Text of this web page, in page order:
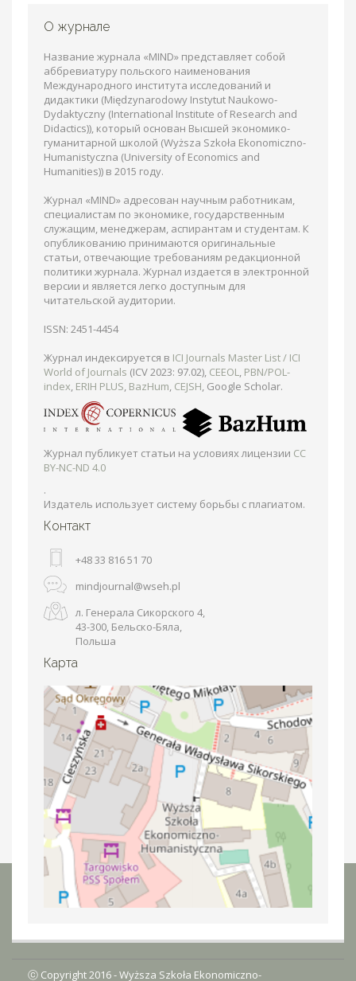
О журнале
Название журнала «MIND» представляет собой
аббревиатуру польского наименования
Международного института исследований и
дидактики (Międzynarodowy Instytut Naukowo-
Dydaktyczny (International Institute of Research and
Didactics)), который основан Высшей экономико-
гуманитарной школой (Wyższa Szkoła Ekonomiczno-
Humanistyczna (University of Economics and
Humanities)) в 2015 году.
Журнал «MIND» адресован научным работникам,
специалистам по экономике, государственным
служащим, менеджерам, аспирантам и студентам. К
опубликованию принимаются оригинальные
статьи, отвечающие требованиям редакционной
политики журнала. Журнал издается в электронной
версии и является легко доступным для
читательской аудитории.
ISSN: 2451-4454
Журнал индексируется в ICI Journals Master List / ICI
World of Journals (ICV 2023: 97.02), CEEOL, PBN/POL-
index, ERIH PLUS, BazHum, CEJSH, Google Scholar.
Журнал публикует статьи на условиях лицензии CC
BY-NC-ND 4.0
.
Издатель использует систему борьбы с плагиатом.
Контакт
+48 33 816 51 70
mindjournal@wseh.pl
л. Генерала Сикорского 4,
43-300, Бельско-Бяла,
Польша
Карта
ⓒ Copyright 2016 -Wyższa Szkoła Ekonomiczno-